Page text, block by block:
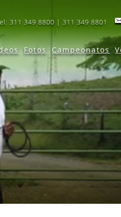
311 349 8800 | 311 349 8801
Fotos Campeonatos